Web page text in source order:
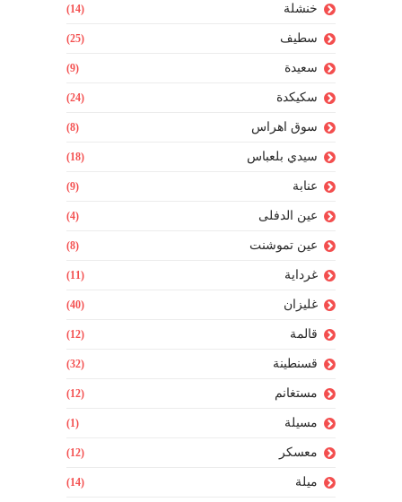
خنشلة (14)
سطيف (25)
سعيدة (9)
سكيكدة (24)
سوق اهراس (8)
سيدي بلعباس (18)
عنابة (9)
عين الدفلى (4)
عين تموشنت (8)
غرداية (11)
غليزان (40)
قالمة (12)
قسنطينة (32)
مستغانم (12)
مسيلة (1)
معسكر (12)
ميلة (14)